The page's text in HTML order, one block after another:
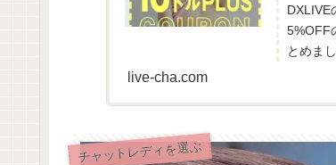
DXLIVE
5%OFF
とめまし
live-cha.com
チャットレディを選ぶ